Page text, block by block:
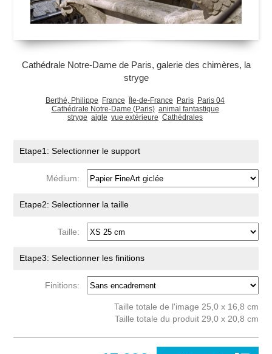
Cathédrale Notre-Dame de Paris, galerie des chimères, la
stryge
Berthé, Philippe France Île-de-France Paris Paris 04
Cathédrale Notre-Dame (Paris) animal fantastique
stryge aigle vue extérieure Cathédrales
Etape1: Selectionner le support
Médium:
Etape2: Selectionner la taille
Taille:
Etape3: Selectionner les finitions
Finitions:
Taille totale de l'image 25,0 x 16,8 cm
Taille totale du produit 29,0 x 20,8 cm